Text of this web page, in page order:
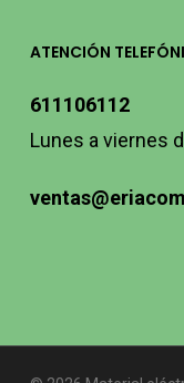
ATENCIÓN
611106112
Lunes a viernes